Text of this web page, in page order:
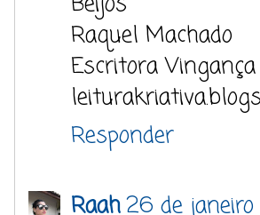
Raquel Machado
Escritora
Responder
Raah26 de janeiro